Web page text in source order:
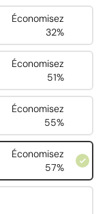
Économisez
32%
Économisez
51%
Économisez
55%
Économisez
57%